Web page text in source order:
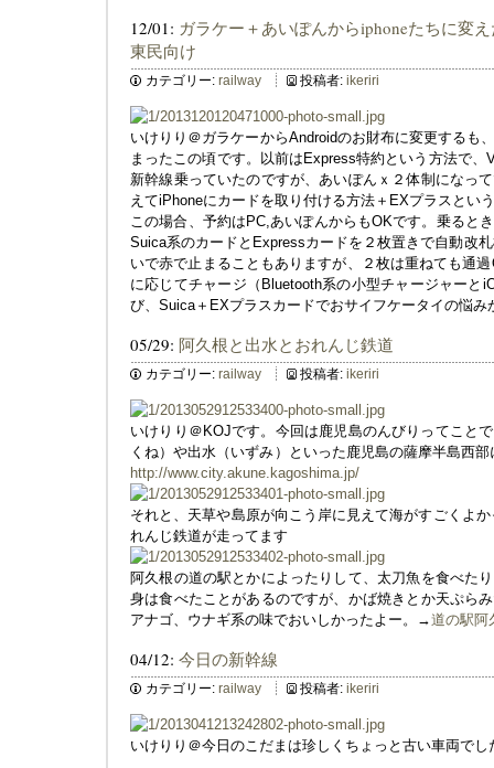
12/01: ガラケー＋あいぽんからiphoneたちに変
東民向け
カテゴリー: railway 投稿者: ikeriri
いけりり＠ガラケーからAndroidのお財布に変更するも
まったこの頃です。以前はExpress特約という方法で
新幹線乗っていたのですが、あいぽんｘ２体制になっ
えてiPhoneにカードを取り付ける方法＋EXプラスとい
この場合、予約はPC,あいぽんからもOKです。乗ると
Suica系のカードとExpressカードを２枚置きで自動改
いで赤で止まることもありますが、２枚は重ねても通
に応じてチャージ（Bluetooth系の小型チャージャーと
び、Suica＋EXプラスカードでおサイフケータイの悩み
05/29: 阿久根と出水とおれんじ鉄道
カテゴリー: railway 投稿者: ikeriri
いけりり＠KOJです。今回は鹿児島のんびりってこと
くね）や出水（いずみ）といった鹿児島の薩摩半島
http://www.city.akune.kagoshima.jp/
それと、天草や島原が向こう岸に見えて海がすごくよ
れんじ鉄道が走ってます
阿久根の道の駅とかによったりして、太刀魚を食べた
身は食べたことがあるのですが、かば焼きとか天ぷら
アナゴ、ウナギ系の味でおいしかったよー。→道の駅阿
04/12: 今日の新幹線
カテゴリー: railway 投稿者: ikeriri
いけりり＠今日のこだまは珍しくちょっと古い車両で